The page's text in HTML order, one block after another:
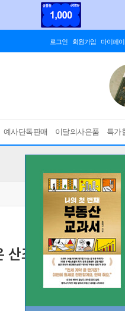
로그인 회원가입 마이페
예사단독판매 이달의사은품 특가
조｜편곡 및 작곡